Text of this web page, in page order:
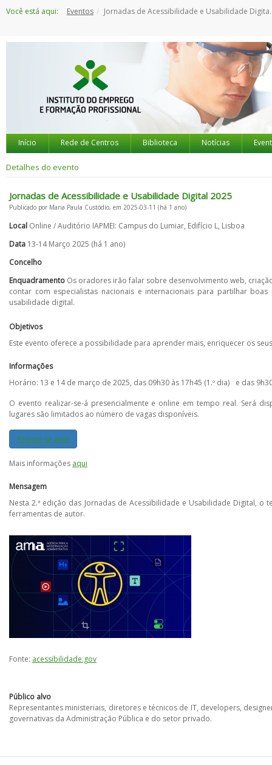
paraVocê está aqui: Eventos Jornadas de Acessibilidade e Usabilidade Digital 2025
Início Rede de Centros Biblioteca Notícias
Detalhes do evento
Jornadas de Acessibilidade e Usabilidade Digital 2025
Publicado por Maria Paula Custódio, em 2025-03-11 (há 1 ano)
Local Online / Auditório IAPMEI: Campus do Lumiar, Edifício L, Lisboa
Data 13-14 Março 2025 (há 1 ano)
Concelho
Enquadramento Os oradores irão falar sobre desenvolvimento web,
contar com especialistas nacionais e internacionais para partilhar
usabilidade digital.
Objetivos
Este evento oferece a possibilidade para aprender mais, enriquecer os
Informações
Horário: 13 e 14 de março de 2025, das 09h30 às 17h45 (1.º dia) e das
O evento realizar-se-á presencialmente e online em tempo real. Será
lugares são limitados ao número de vagas disponíveis.
Registe-se aqui
Mais informações aqui
Mensagem
Nesta 2.ª edição das Jornadas de Acessibilidade e Usabilidade Digital, o
ferramentas de autor.
Fonte: acessibilidade.gov
Público alvo
Representantes ministeriais, diretores e técnicos de IT, developers,
governativas da Administração Pública e do setor privado.